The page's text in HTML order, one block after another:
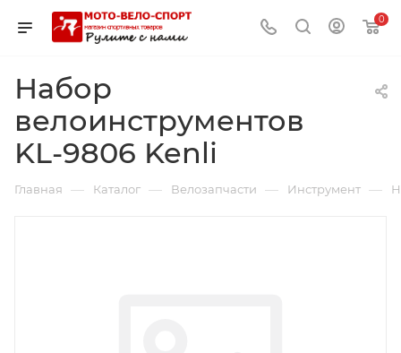
0
Набор
велоинструментов
KL-9806 Kenli
Главная — Каталог — Велозапчасти — Инструмент —